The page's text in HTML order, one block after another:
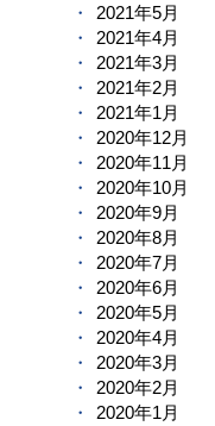
2021年5月
2021年4月
2021年3月
2021年2月
2021年1月
2020年12月
2020年11月
2020年10月
2020年9月
2020年8月
2020年7月
2020年6月
2020年5月
2020年4月
2020年3月
2020年2月
2020年1月